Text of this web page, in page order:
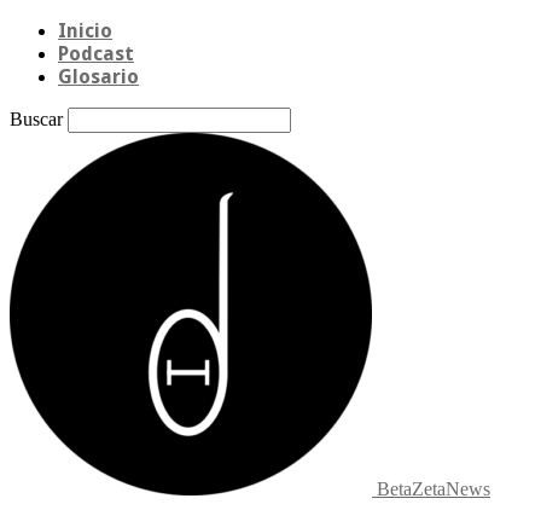
Inicio
Podcast
Glosario
Buscar
BetaZetaNews